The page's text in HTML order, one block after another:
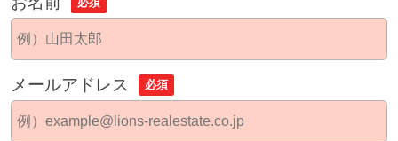
メールアドレス 必須